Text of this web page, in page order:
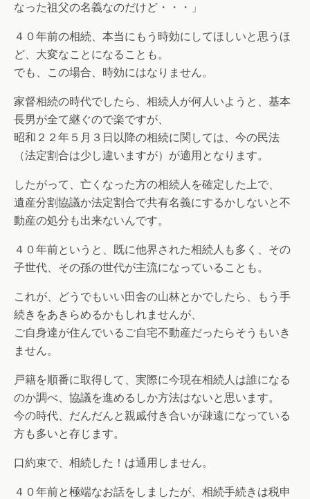
なった祖父の名義なのだけど・・・」
４０年前の相続、本当にもう時効にしてほしいと思うほ
ど、大変なことになることも。
でも、この場合、時効にはなりません。
家督相続の時代でしたら、相続人が何人いようと、基本
長男が全て継ぐので楽ですが、
昭和２２年５月３日以降の相続に関しては、今の民法
（法定割合は少し違いますが）が適用となります。
したがって、亡くなった方の相続人を確定した上で、
遺産分割協議か法定割合で共有名義にするかしないと不
動産の処分も出来ないんです。
４０年前というと、既に他界された相続人も多く、その
子世代、その孫の世代が主流になっていることも。
これが、どうでもいい田舎の山林とかでしたら、もう手
続きをあきらめるかもしれませんが、
ご自身達が住んでいるご自宅不動産だったらそうもいき
ません。
戸籍を順番に取得して、実際に今現在相続人は誰になる
のか調べ、協議を進めるしか方法はないと思います。
今の時代、だんだんと親戚付き合いが疎遠になっている
方も多いと存じます。
口約束で、相続した！は通用しません。
４０年前と極端なお話をしましたが、相続手続きは税申